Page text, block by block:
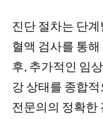
진단 절차는 단
혈액 검사를 통
후, 추가적인 임
강 상태를 종합
전문의의 정확한